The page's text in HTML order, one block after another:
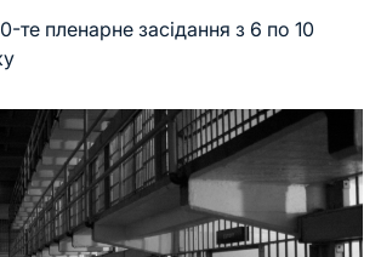
те пленарне засідання з 6 по 10